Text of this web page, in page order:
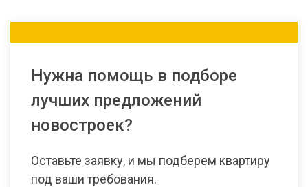
Нужна помощь в подборе
лучших предложений
новостроек?
Оставьте заявку, и мы подберем квартиру
под ваши требования.